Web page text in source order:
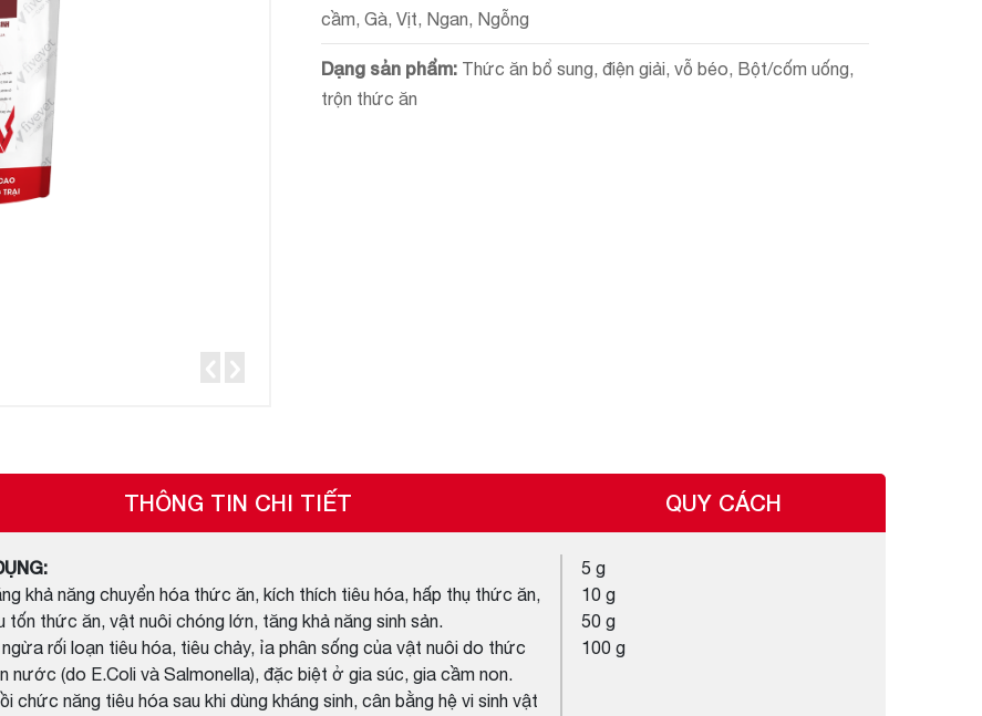
cầm, Gà, Vịt, Ngan, Ngỗng
Dạng sản phẩm: Thức ăn bổ sung, điện giải, vỗ béo, Bột/cốm uống,
trộn thức ăn
THÔNG TIN CHI TIẾT
khả năng chuyển hóa thức ăn, kích thích tiêu hóa, hấp thụ thức ăn,
tốn thức ăn, vật nuôi chóng lớn, tăng khả năng sinh sản.
rối loạn tiêu hóa, tiêu chảy, ỉa phân sống của vật nuôi do thức
nước (do E.Coli và Salmonella), đặc biệt ở gia súc, gia cầm non.
chức năng tiêu hóa sau khi dùng kháng sinh, cân bằng hệ vi sinh vật
QUY CÁCH
5 g
10 g
50 g
100 g